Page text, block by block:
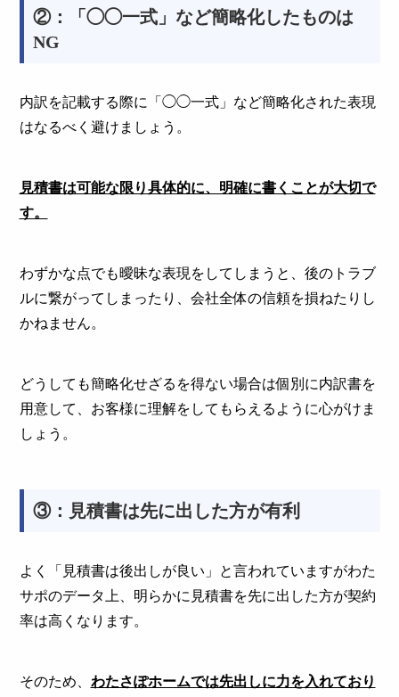
②：「◯◯一式」など簡略化したものは
NG
内訳を記載する際に「◯◯一式」など簡略化された表現
はなるべく避けましょう。
見積書は可能な限り具体的に、明確に書くことが大切で
す。
わずかな点でも曖昧な表現をしてしまうと、後のトラブ
ルに繋がってしまったり、会社全体の信頼を損ねたりし
かねません。
どうしても簡略化せざるを得ない場合は個別に内訳書を
用意して、お客様に理解をしてもらえるように心がけま
しょう。
③：見積書は先に出した方が有利
よく「見積書は後出しが良い」と言われていますがわた
サポのデータ上、明らかに見積書を先に出した方が契約
率は高くなります。
そのため、 わたさぽホームでは先出しに力を入れており